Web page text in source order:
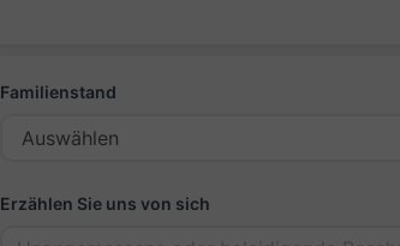
Familienstand
Erzählen Sie uns von sich